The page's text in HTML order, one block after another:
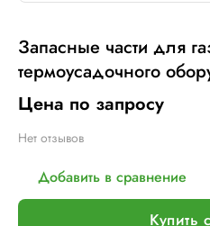
Запасные части для
термоусадочного
Цена по запросу
Нет отзывов
Добавить в сравнение
Купить